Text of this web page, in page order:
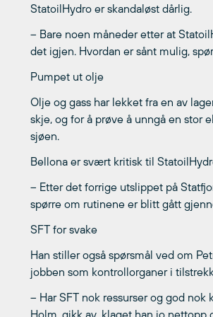
StatoilHydro er skandaløst dårlig.
– Bare noen måneder etter at
det igjen. Hvordan er sånt mulig,
Pumpet ut olje
Olje og gass har lekket fra en av
skje, og for å prøve å unngå en stor
sjøen.
Bellona er svært kritisk til
– Etter det forrige utslippet på
spørre om rutinene er blitt gått
SFT for svake
Han stiller også spørsmål ved om
jobben som kontrollorganer i
– Har SFT nok ressurser og god
Holm, gikk av, klaget han jo nettopp